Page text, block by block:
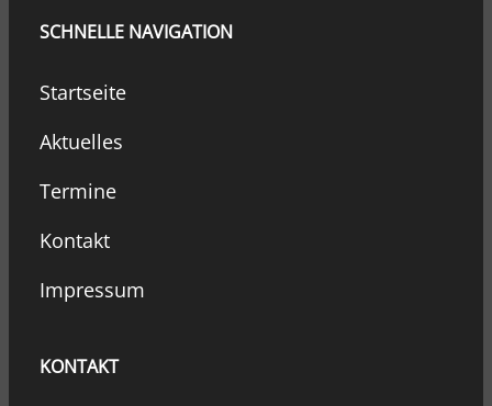
SCHNELLE NAVIGATION
Startseite
Aktuelles
Termine
Kontakt
Impressum
KONTAKT